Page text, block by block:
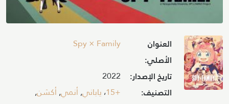
Image
العنوان
الأصلي:
Spy × Family
تاريخ الإصدار: 2022
التصنيف: +15 ،ياباني,أنمي,أكشن,